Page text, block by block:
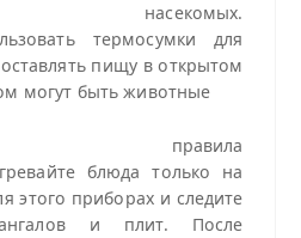
насекомых.
термосумки для
пищу в открытом
могут быть животные
правила
блюда только на
этого приборах и следите
и плит. После